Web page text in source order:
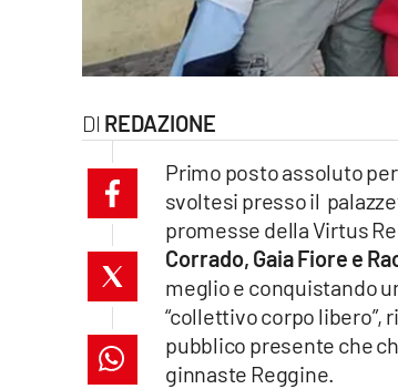
ilvibonese.it
catanzarochannel.it
lacapitalenews.it
REDAZIONE
Primo posto assoluto
svoltesi presso il
promesse della Virtus
Corrado, Gaia Fiore e
meglio e conquistando
“collettivo corpo libero”,
pubblico presente che
ginnaste Reggine.